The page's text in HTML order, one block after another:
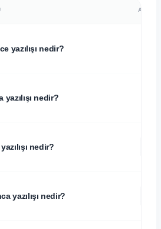
yazılışı nedir?
nedir?
nedir?
yazılışı nedir?